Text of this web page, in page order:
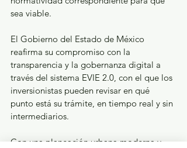
sea viable.
El Gobierno del Estado de México
reafirma su compromiso con la
transparencia y la gobernanza digital a
través del sistema EVIE 2.0, con el que los
inversionistas pueden revisar en qué
punto está su trámite, en tiempo real y sin
intermediarios.
Con una planeación urbana moderna y